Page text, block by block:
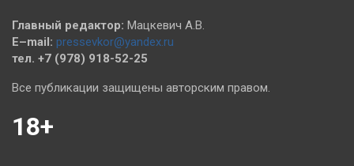
Главный редактор: Мацкевич А.В.
E–mail: pressevkor@yandex.ru
тел. +7 (978) 918-52-25
Все публикации защищены авторским правом.
18+